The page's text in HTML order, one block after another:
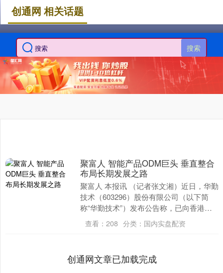
搜索
创通网 相关话题
聚富人 智能产品ODM巨头 垂直整合
布局长期发展之路
聚富人 本报讯 （记者张文湘）近日，华勤
技术（603296）股份有限公司（以下简
称“华勤技术”）发布公告称，已向香港联
合交易所有限公司（以下简称“香港联交
所”）....
查看： 208 分类： 国内实盘配资
创通网文章已加载完成